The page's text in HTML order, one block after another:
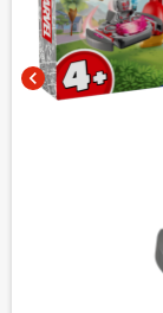
chevron_left